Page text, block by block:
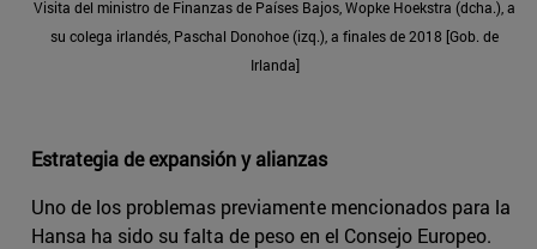
Visita del ministro de Finanzas de Países Bajos, Wopke Hoekstra (dcha.), a
su colega irlandés, Paschal Donohoe (izq.), a finales de 2018 [Gob. de
Irlanda]
Estrategia de expansión y alianzas
Uno de los problemas previamente mencionados para la
Hansa ha sido su falta de peso en el Consejo Europeo.